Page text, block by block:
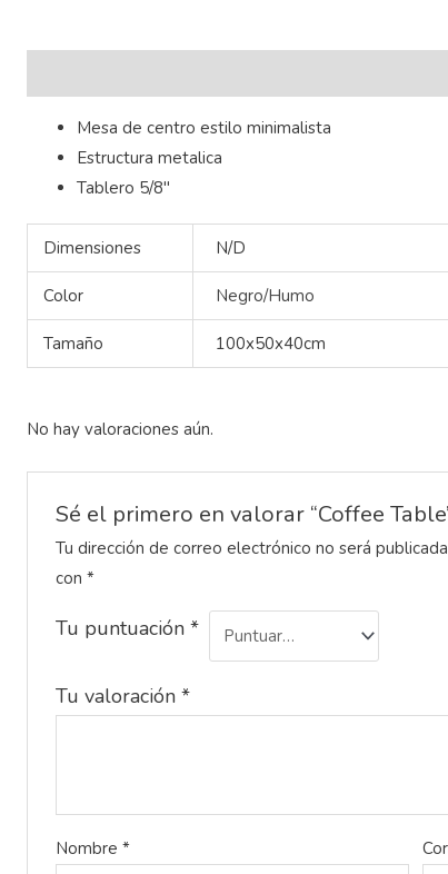
Mesa de centro estilo minimalista
Estructura metalica
Tablero 5/8″
Dimensiones N/D
Color Negro/Humo
Tamaño 100x50x40cm
No hay valoraciones aún.
Sé el primero en valorar “Coffee
Tu dirección de correo electrónico no será
con*
Tu puntuación*
Tu valoración*
Nombre*